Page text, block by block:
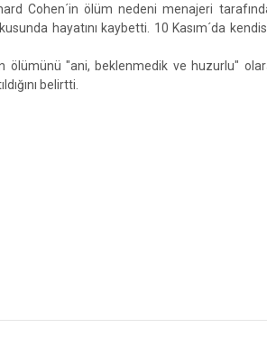
Cohen´in ölüm nedeni menajeri
hayatını kaybetti. 10 Kasım´da
ölümünü "ani, beklenmedik ve huzurlu"
belirtti.